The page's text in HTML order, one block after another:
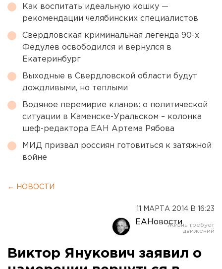
Как воспитать идеальную кошку —
рекомендации челябинских специалистов
Свердловская криминальная легенда 90-х
Федулев освободился и вернулся в
Екатеринбург
Выходные в Свердловской области будут
дождливыми, но теплыми
Водяное перемирие кланов: о политической
ситуации в Каменске-Уральском – колонка
шеф-редактора ЕАН Артема Рябова
МИД призвал россиян готовиться к затяжной
войне
← НОВОСТИ
11 МАРТА 2014 В 16:23
ЕАНовости
Виктор Янукович заявил о